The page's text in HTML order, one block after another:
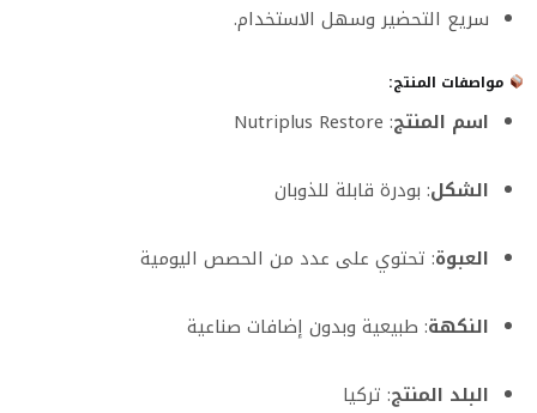
سريع التحضير وسهل الاستخدام.
مواصفات المنتج:
اسم المنتج: Nutriplus Restore
الشكل: بودرة قابلة للذوبان
العبوة: تحتوي على عدد من الحصص اليومية
النكهة: طبيعية وبدون إضافات صناعية
البلد المنتج: تركيا